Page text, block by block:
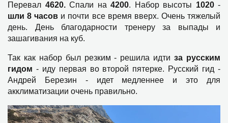
Перевал 4620. Спали на 4200. Набор высоты 1020-
шли 8 часов и почти все время вверх. Очень тяжелый
день. День благодарности тренеру за выпады и
зашагивания на куб.
Так как набор был резким - решила идтиза русским
гидом - иду первая во второй пятерке. Русский гид -
Андрей Березин - идет медленнее и это для
акклиматизации очень правильно.